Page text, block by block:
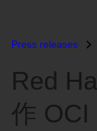
Press releases
Red
作 OCI